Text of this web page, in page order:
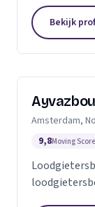
Utrecht voor
oprecht
Bekijk
Amsterdam,
9,8Moving Score